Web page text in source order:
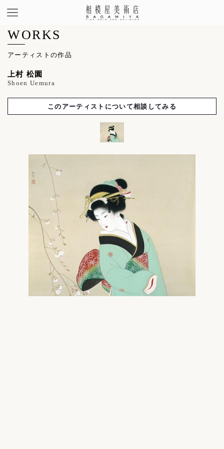
WORKS
アーティストの作品
上村 松園
Shoen Uemura
このアーティストについて相談してみる